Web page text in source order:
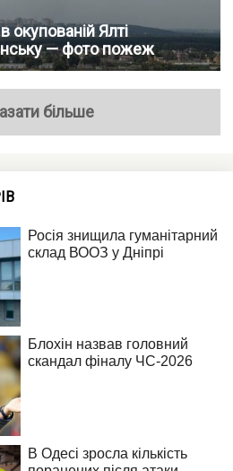
окупованій Ялті
— фото пожеж
більше